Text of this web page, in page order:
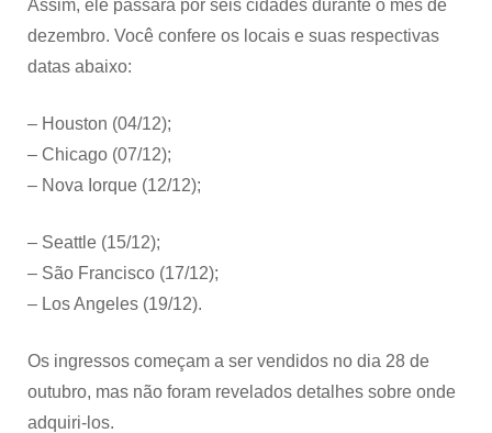
Assim, ele passará por seis cidades durante o mês de
dezembro. Você confere os locais e suas respectivas
datas abaixo:
– Houston (04/12);
– Chicago (07/12);
– Nova Iorque (12/12);
– Seattle (15/12);
– São Francisco (17/12);
– Los Angeles (19/12).
Os ingressos começam a ser vendidos no dia 28 de
outubro, mas não foram revelados detalhes sobre onde
adquiri-los.